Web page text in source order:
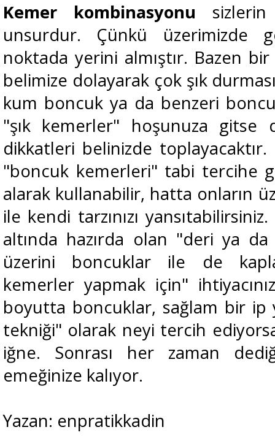
Kemer kombinasyonu
unsurdur. Çünkü üzerimizde
noktada yerini almıştır. Bazen
belimize dolayarak çok şık
kum boncuk ya da benzeri
"şık kemerler" hoşunuza
dikkatleri belinizde
"boncuk kemerleri" tabi tercihe
alarak kullanabilir, hatta onların
ile kendi tarzınızı
altında hazırda olan "deri ya
üzerini boncuklar ile de
kemerler yapmak için"
boyutta boncuklar, sağlam bir
tekniği" olarak neyi tercih
iğne. Sonrası her zaman
emeğinize kalıyor.
Yazan: enpratikkadin